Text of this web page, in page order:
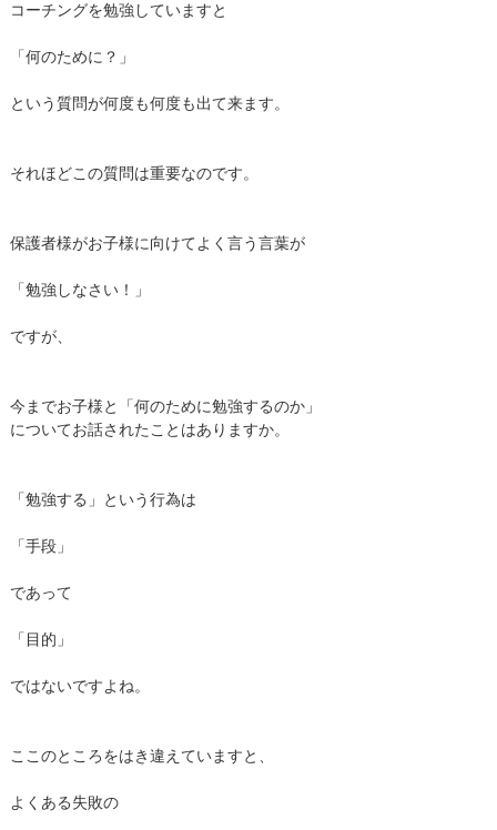
コーチングを勉強していますと
「何のために？」
という質問が何度も何度も出て来ます。
それほどこの質問は重要なのです。
保護者様がお子様に向けてよく言う言葉が
「勉強しなさい！」
ですが、
今までお子様と「何のために勉強するのか」
についてお話されたことはありますか。
「勉強する」という行為は
「手段」
であって
「目的」
ではないですよね。
ここのところをはき違えていますと、
よくある失敗の